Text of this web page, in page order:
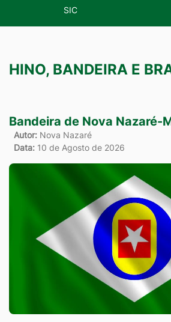
SIC
HINO, BANDEIRA E
Bandeira de Nova Nazaré-
Autor: Nova Nazaré
Data: 10 de Agosto de 2026